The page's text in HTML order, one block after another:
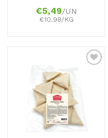
€5,49/UN
€10.98/KG
Favoritos